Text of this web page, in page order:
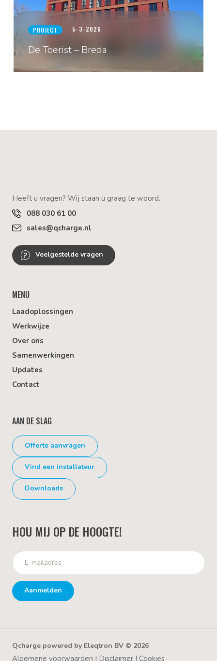
PROJECT 5-3-2026
De Toerist – Breda
Heeft u vragen? Wij staan u graag te woord.
088 030 61 00
sales@qcharge.nl
Veelgestelde vragen
MENU
Laadoplossingen
Werkwijze
Over ons
Samenwerkingen
Updates
Contact
AAN DE SLAG
Offerte aanvragen
Vind een installateur
Downloads
HOU MIJ OP DE HOOGTE!
Aanmelden
Qcharge powered by Eleqtron BV © 2026
Algemene voorwaarden | Disclaimer | Cookies